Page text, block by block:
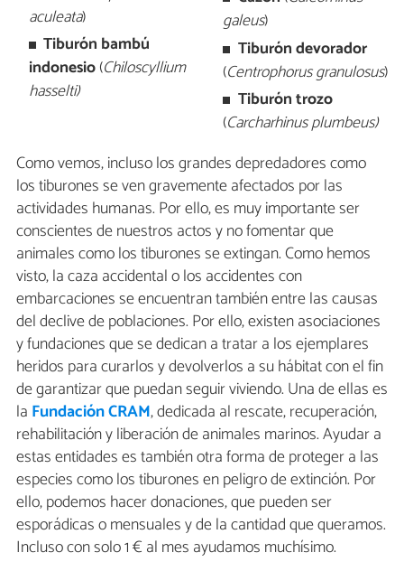
aculeata)
Tiburón bambú
indonesio(Chiloscyllium
hasselti)
galeus)
Tiburón devorador
(Centrophorus granulosus)
Tiburón trozo
(Carcharhinus plumbeus)
Como vemos, incluso los grandes depredadores como
los tiburones se ven gravemente afectados por las
actividades humanas. Por ello, es muy importante ser
conscientes de nuestros actos y no fomentar que
animales como los tiburones se extingan. Como hemos
visto, la caza accidental o los accidentes con
embarcaciones se encuentran también entre las causas
del declive de poblaciones. Por ello, existen asociaciones
y fundaciones que se dedican a tratar a los ejemplares
heridos para curarlos y devolverlos a su hábitat con el fin
de garantizar que puedan seguir viviendo. Una de ellas es
la Fundación CRAM, dedicada al rescate, recuperación,
rehabilitación y liberación de animales marinos. Ayudar a
estas entidades es también otra forma de proteger a las
especies como los tiburones en peligro de extinción. Por
ello, podemos hacer donaciones, que pueden ser
esporádicas o mensuales y de la cantidad que queramos.
Incluso con solo 1 € al mes ayudamos muchísimo.